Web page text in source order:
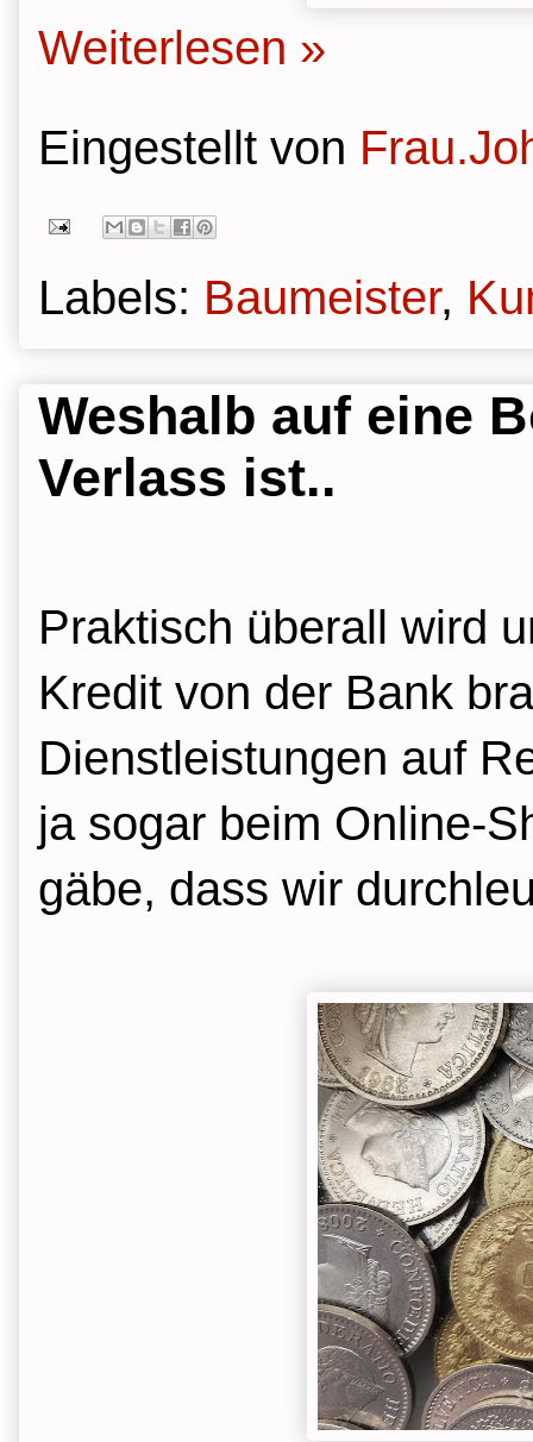
Weiterlesen »
Eingestellt von
Labels: Baumeister,
Weshalb auf eine
Verlass ist..
Praktisch überall wird
Kredit von der Bank
Dienstleistungen auf
ja sogar beim Online-
gäbe, dass wir